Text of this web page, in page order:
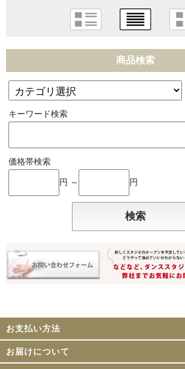
商品検索
キーワード検索
価格帯検索
円 ～ 円
お支払い方法
お届けについて